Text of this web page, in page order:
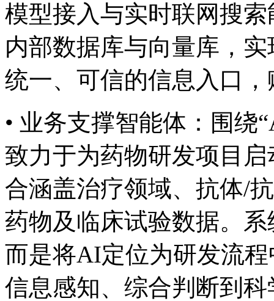
模型接入与实时联网搜索能
内部数据库与向量库，
统一、可信的信息入口
• 业务支撑智能体：围绕
致力于为药物研发项目启
合涵盖治疗领域、抗
药物及临床试验数据。系
而是将AI定位为研发流程
信息感知、综合判断